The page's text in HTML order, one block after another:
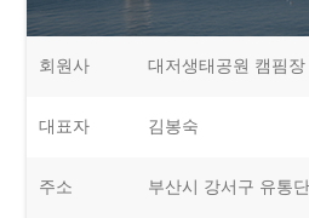
회원사 대저생태공원 캠핌장
대표자 김봉숙
주소 부산시 강서구 유통